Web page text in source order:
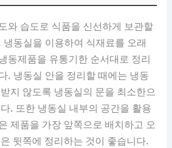
와 습도로 식품을 신선하게 보관할
동실을 이용하여 식재료를 오래
동제품을 유통기한 순서대로 정리
. 냉동실 안을 정리할 때에는 냉동
지 않도록 냉동실의 문을 최소한으
. 또한 냉동실 내부의 공간을 활용
제품을 가장 앞쪽으로 배치하고 오
뒷쪽에 정리하는 것이 좋습니다.